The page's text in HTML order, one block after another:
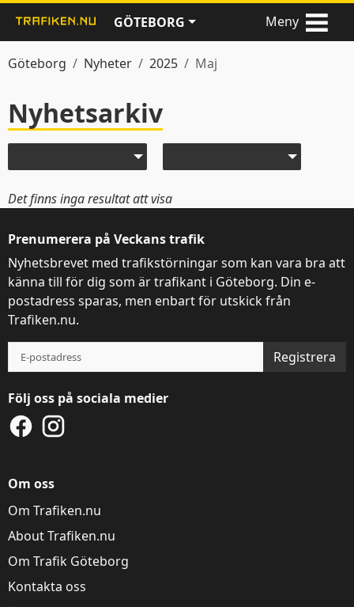
bättre upplevelse. Du kan ändra dina
inställningar på
Visa detaljer
GÖTEBORG Meny
Göteborg Nyheter 2025 Maj
Nyhetsarkiv
Nyheter
Det finns inga resultat att visa
Om oss
Om Trafiken.nu
About Trafiken.nu
Om Trafik Göteborg
Kontakta oss
Prenumerera på Veckans trafik
Nyhetsbrevet med trafikstörningar som kan vara bra att
känna till för dig som är trafikant i Göteborg. Din e-
postadress sparas, men enbart för utskick från
Trafiken.nu.
Registrera
Följ oss på sociala medier